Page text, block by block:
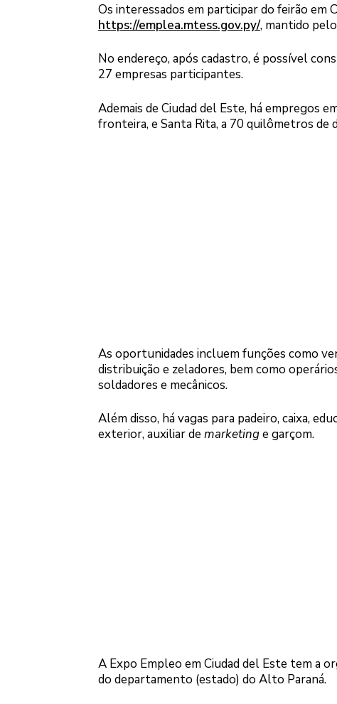
Os interessados em participar do feirão
https://emplea.mtess.gov.py/, mantido
No endereço, após cadastro, é possível
27 empresas participantes.
Ademais de Ciudad del Este, há empregos
fronteira, e Santa Rita, a 70 quilômetros de
As oportunidades incluem funções como
distribuição e zeladores, bem como
soldadores e mecânicos.
Além disso, há vagas para padeiro, caixa,
exterior, auxiliar de marketinge garçom.
A Expo Empleo em Ciudad del Este tem a
do departamento (estado) do Alto Paraná.